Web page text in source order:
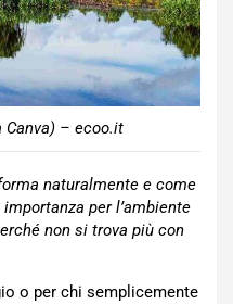
Canva) – ecoo.it
naturalmente e come
per l’ambiente
non si trova più con
o per chi semplicemente